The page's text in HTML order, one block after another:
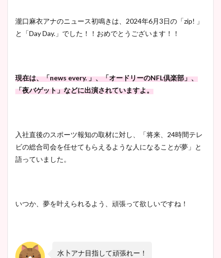
瀧口麻衣アナのニュース初鳴きは、2024年6月3日の「zip! 」
と「Day Day.」でした！！おめでとうございます！！
現在は、「news every. 」、「オードリーのNFL倶楽部」、
「夜バゲット」などに出演されていますよ。
入社直後のスポーツ報知の取材に対し、「将来、24時間テレ
ビの総合司会を任せてもらえるような人になることが夢」と
語っていました。
いつか、夢を叶えられるよう、頑張って欲しいですね！
水卜アナ目指して頑張れー！